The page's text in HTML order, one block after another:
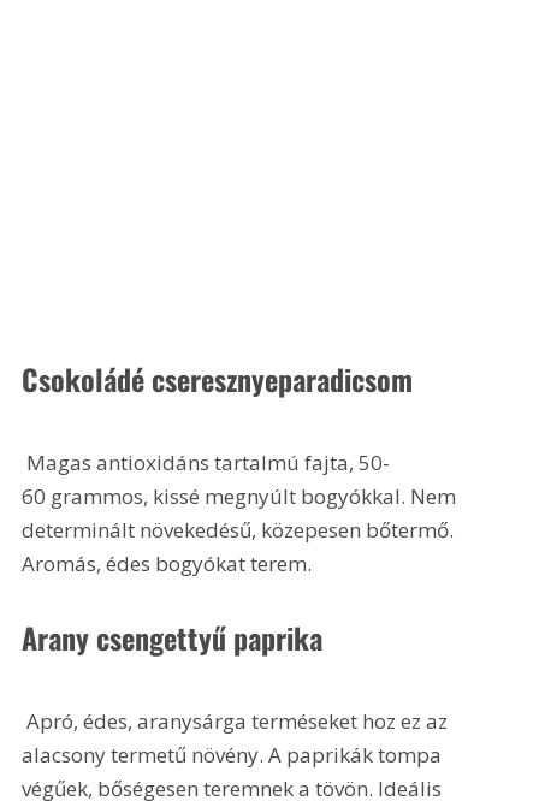
Csokoládé cseresznyeparadicsom
60 grammos, kissé megnyúlt bogyókkal. Nem
determinált növekedésű, közepesen bőtermő.
Aromás, édes bogyókat terem.
Arany csengettyű paprika
Apró, édes, aranysárga terméseket hoz ez az
alacsony termetű növény. A paprikák tompa
végűek, bőségesen teremnek a tövön. Ideális